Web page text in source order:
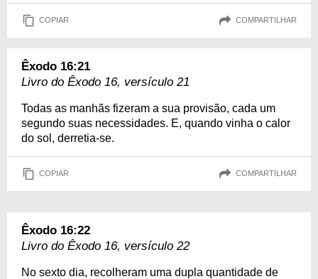
COPIAR COMPARTILHAR
Êxodo 16:21
Livro do Êxodo 16, versículo 21
Todas as manhãs fizeram a sua provisão, cada um
segundo suas necessidades. E, quando vinha o calor
do sol, derretia-se.
COPIAR COMPARTILHAR
Êxodo 16:22
Livro do Êxodo 16, versículo 22
No sexto dia, recolheram uma dupla quantidade de